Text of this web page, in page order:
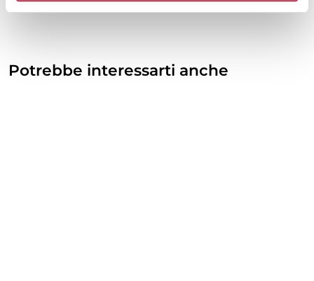
Potrebbe interessarti anche